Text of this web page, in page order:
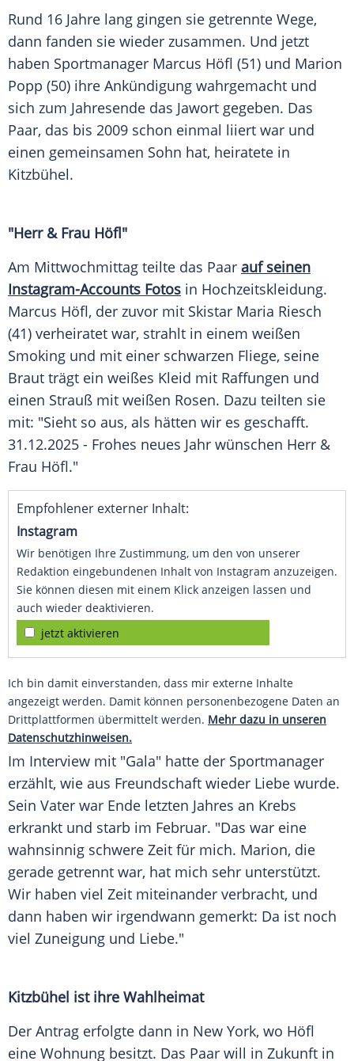
Rund 16 Jahre lang gingen sie getrennte Wege,
dann fanden sie wieder zusammen. Und jetzt
haben Sportmanager Marcus Höfl (51) und Marion
Popp (50) ihre Ankündigung wahrgemacht und
sich zum Jahresende das Jawort gegeben. Das
Paar, das bis 2009 schon einmal liiert war und
einen gemeinsamen Sohn hat, heiratete in
Kitzbühel.
"Herr & Frau Höfl"
Am Mittwochmittag teilte das Paar auf seinen
Instagram-Accounts Fotos in Hochzeitskleidung.
Marcus Höfl, der zuvor mit Skistar Maria Riesch
(41) verheiratet war, strahlt in einem weißen
Smoking und mit einer schwarzen Fliege, seine
Braut trägt ein weißes Kleid mit Raffungen und
einen Strauß mit weißen Rosen. Dazu teilten sie
mit: "Sieht so aus, als hätten wir es geschafft.
31.12.2025 - Frohes neues Jahr wünschen Herr &
Frau Höfl."
Empfohlener externer Inhalt:
Instagram
Wir benötigen Ihre Zustimmung, um den von unserer
Redaktion eingebundenen Inhalt von Instagram anzuzeigen.
Sie können diesen mit einem Klick anzeigen lassen und
auch wieder deaktivieren.
jetzt aktivieren
Ich bin damit einverstanden, dass mir externe Inhalte
angezeigt werden. Damit können personenbezogene Daten an
Drittplattformen übermittelt werden. Mehr dazu in unseren
Datenschutzhinweisen.
Im Interview mit "Gala" hatte der Sportmanager
erzählt, wie aus Freundschaft wieder Liebe wurde.
Sein Vater war Ende letzten Jahres an Krebs
erkrankt und starb im Februar. "Das war eine
wahnsinnig schwere Zeit für mich. Marion, die
gerade getrennt war, hat mich sehr unterstützt.
Wir haben viel Zeit miteinander verbracht, und
dann haben wir irgendwann gemerkt: Da ist noch
viel Zuneigung und Liebe."
Kitzbühel ist ihre Wahlheimat
Der Antrag erfolgte dann in New York, wo Höfl
eine Wohnung besitzt. Das Paar will in Zukunft in